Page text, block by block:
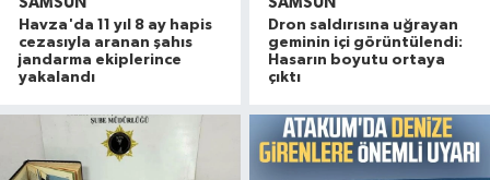
Havza'da 11 yıl 8 ay hapis
cezasıyla aranan şahıs
jandarma ekiplerince
yakalandı
Dron saldırısına uğrayan
geminin içi görüntülendi:
Hasarın boyutu ortaya
çıktı